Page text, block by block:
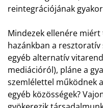
reintegrációjának
Mindezek ellenére
hazánkban a
egyéb alternatív
mediációról), pláne a
szemlélettel működnek
egyéb közösségek?